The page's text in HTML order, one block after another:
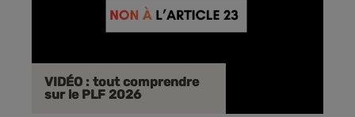
VIDÉO : tout comprendre
sur le PLF 2026